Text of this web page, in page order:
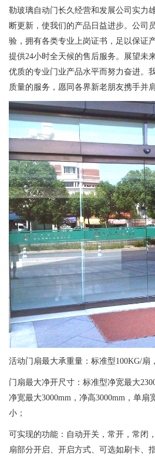
勒玻璃自动门长久经营和发展公司实力
断更新，使我们的产品日益进步。公司
验，拥有各类专业上岗证书，足以保证
提供24小时全天候的售后服务。展望未
优质的专业门业产品水平而努力奋进。
质量的服务，愿同各界新老朋友携手并
活动门扇最大承重量：标准型100KG/扇
门扇最大净开尺寸：标准型净宽最大
净宽最大3000mm，净高3000mm，单
小；
可实现的功能：自动开关，常开，常闭
扇部分开启、开启方式、可选如刷卡、